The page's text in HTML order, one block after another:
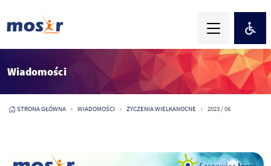
Wiadomości
STRONA GŁÓWNA WIADOMOŚCI ŻYCZENIA WIELKANOCNE 2023 / 06